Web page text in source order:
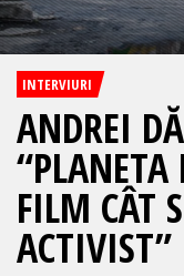
INTERVIURI
ANDREI
“PLANETA
FILM CÂT
ACTIVIST”